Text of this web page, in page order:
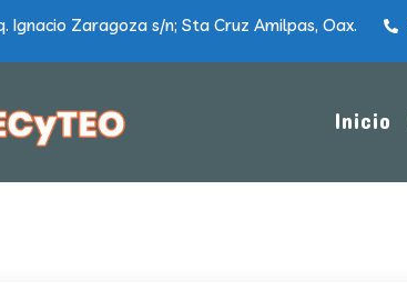
Ignacio Zaragoza s/n; Sta Cruz Amilpas, Oax.
Inicio